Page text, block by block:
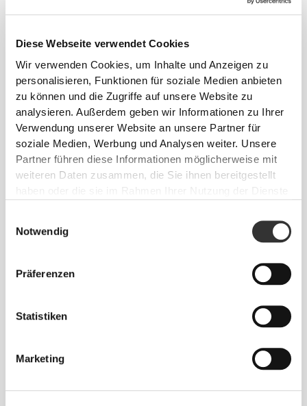
Diese Webseite verwendet Cookies
Wir verwenden Cookies, um Inhalte und Anzeigen zu
personalisieren, Funktionen für soziale Medien anbieten
zu können und die Zugriffe auf unsere Website zu
analysieren. Außerdem geben wir Informationen zu Ihrer
Verwendung unserer Website an unsere Partner für
soziale Medien, Werbung und Analysen weiter. Unsere
Partner führen diese Informationen möglicherweise mit
weiteren Daten zusammen, die Sie ihnen bereitgestellt
Notwendig
Präferenzen
Statistiken
Marketing
Spüre deinen Körper bei jeder Bewegung.
Diese engere Passform betont die Silhouette
deines Körpers.
Sich jeden Tag bequem und frei bewegen zu